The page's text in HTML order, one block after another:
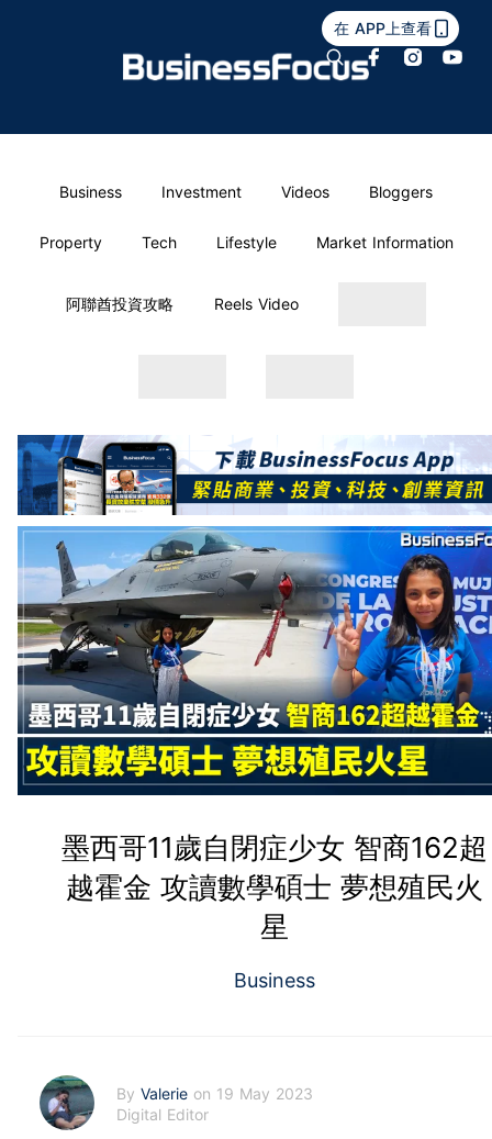
在 APP上查看
Business Investment Videos Bloggers
Property Tech Lifestyle Market Information
阿聯酋投資攻略 Reels Video
墨西哥11歲自閉症少女 智商162超
越霍金 攻讀數學碩士 夢想殖民火
星
Business
By Valerie on 19 May 2023
Digital Editor